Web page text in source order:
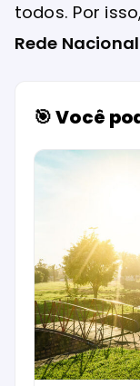
todos. Por
Rede
🎯 Você